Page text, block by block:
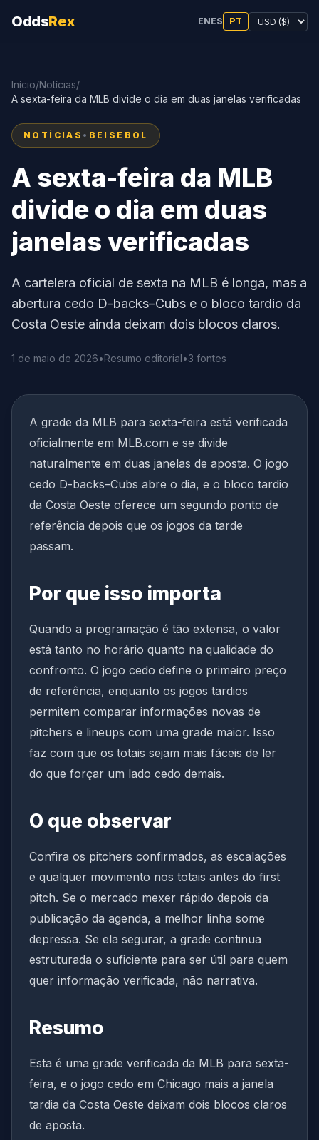
OddsRex ENES PT
Início/Notícias/
A sexta-feira da MLB divide o dia em duas janelas verificadas
NOTÍCIAS • BEISEBOL
A sexta-feira da MLB
divide o dia em duas
janelas verificadas
A cartelera oficial de sexta na MLB é longa, mas a
abertura cedo D-backs–Cubs e o bloco tardio da
Costa Oeste ainda deixam dois blocos claros.
1 de maio de 2026•Resumo editorial•3 fontes
A grade da MLB para sexta-feira está verificada
oficialmente em MLB.com e se divide
naturalmente em duas janelas de aposta. O jogo
cedo D-backs–Cubs abre o dia, e o bloco tardio
da Costa Oeste oferece um segundo ponto de
referência depois que os jogos da tarde
passam.
Por que isso importa
Quando a programação é tão extensa, o valor
está tanto no horário quanto na qualidade do
confronto. O jogo cedo define o primeiro preço
de referência, enquanto os jogos tardios
permitem comparar informações novas de
pitchers e lineups com uma grade maior. Isso
faz com que os totais sejam mais fáceis de ler
do que forçar um lado cedo demais.
O que observar
Confira os pitchers confirmados, as escalações
e qualquer movimento nos totais antes do first
pitch. Se o mercado mexer rápido depois da
publicação da agenda, a melhor linha some
depressa. Se ela segurar, a grade continua
estruturada o suficiente para ser útil para quem
quer informação verificada, não narrativa.
Resumo
Esta é uma grade verificada da MLB para sexta-
feira, e o jogo cedo em Chicago mais a janela
tardia da Costa Oeste deixam dois blocos claros
de aposta.